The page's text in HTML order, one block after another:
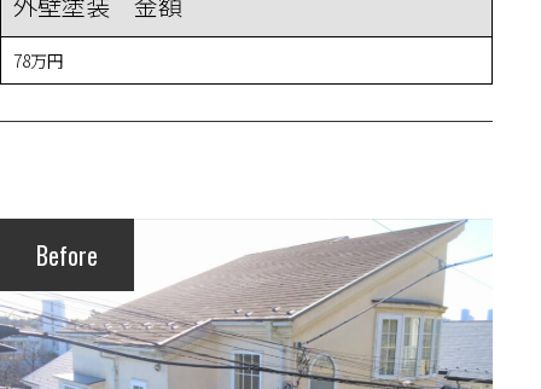
78万円
Before